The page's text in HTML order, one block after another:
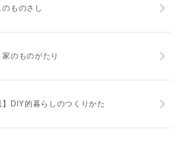
のものさし
のものがたり
】DIY的暮らしのつくりかた